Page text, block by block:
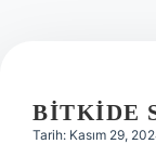
BITKIDE
Tarih: Kasım 29,